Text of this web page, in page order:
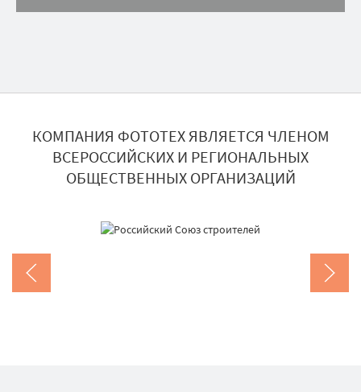
КОМПАНИЯ ФОТОТЕХ ЯВЛЯЕТСЯ ЧЛЕНОМ
ВСЕРОССИЙСКИХ И РЕГИОНАЛЬНЫХ
ОБЩЕСТВЕННЫХ ОРГАНИЗАЦИЙ